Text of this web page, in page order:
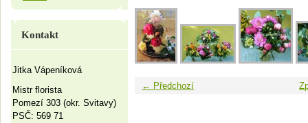
← Předchozí
Kontakt
Jitka Vápeníková
Mistr florista
Pomezí 303 (okr. Svitavy)
PSČ: 569 71